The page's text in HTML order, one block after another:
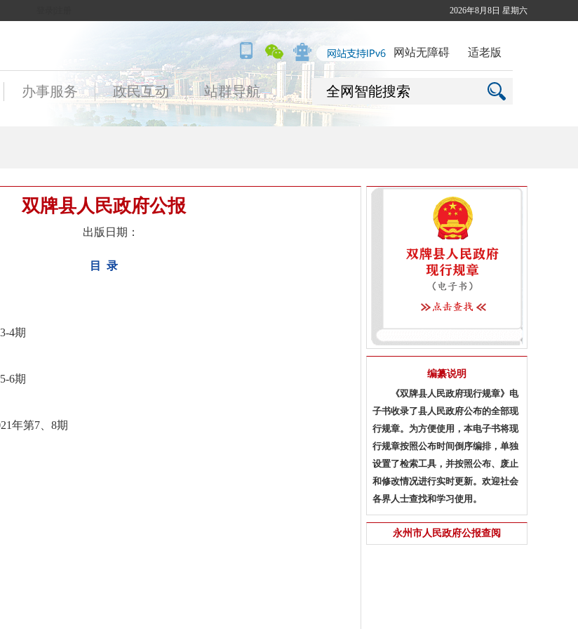
2026年8月8日 星期六
网站无障碍 适老版
办事服务 政民互动 站群导航
双牌县人民政府公报
出版日期：
目 录
4期
6期
年第7、8期
编纂说明
《双牌县人民政府现行规章》电
子书收录了县人民政府公布的全部现
行规章。为方便使用，本电子书将现
行规章按照公布时间倒序编排，单独
设置了检索工具，并按照公布、废止
和修改情况进行实时更新。欢迎社会
各界人士查找和学习使用。
永州市人民政府公报查阅